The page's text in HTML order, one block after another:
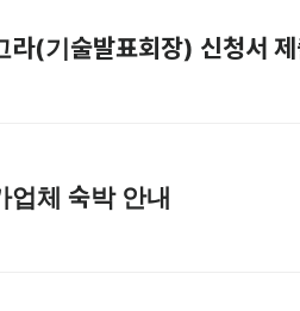
기술발표회장) 신청서
체 숙박 안내